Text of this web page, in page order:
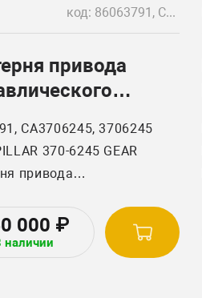
код: 86063791, CA3706245
привода
CA3706245, 3706245
370-6245 GEAR
привода
с валом.
коробка передач
000 ₽
наличии